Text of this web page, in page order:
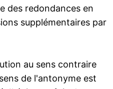
des redondances en
supplémentaires par
au sens contraire
de l'antonyme est